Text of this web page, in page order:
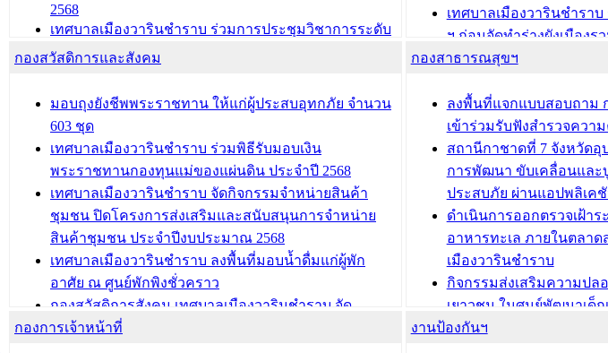
2568
เทศบาลเมืองวารินชำราบ ร่วมการประชุมวิชาการระดับ
นานาชาติและนิทรรศการด้านนวัตกรรมท้องถิ่น 2568
ทะเบียนภาษีป้าย
ประชุมผู้เช่าอาคารพาณิชย์ บริเวณถนนเกษมสุขและ
ถนนประทุมเทพภักดี
บทความ อื่นๆ ...
เทศบาลเมืองวารินชำรา
ฯ ก่อนจัดทำร่างผังเมืองร
วารินชำราบ ครั้งที่ 3
การขออนุญาตเข้าทำปร
บทความ อื่นๆ ...
กองสวัสดิการและสังคม
มอบถุงยังชีพพระราชทาน ให้แก่ผู้ประสบอุทกภัย จำนวน
603 ชุด
เทศบาลเมืองวารินชำราบ ร่วมพิธีรับมอบเงิน
พระราชทานกองทุนแม่ของแผ่นดิน ประจำปี 2568
เทศบาลเมืองวารินชำราบ จัดกิจกรรมจำหน่ายสินค้า
ชุมชน ปิดโครงการส่งเสริมและสนับสนุนการจำหน่าย
สินค้าชุมชน ประจำปีงบประมาณ 2568
เทศบาลเมืองวารินชำราบ ลงพื้นที่มอบน้ำดื่มแก่ผู้พัก
อาศัย ณ ศูนย์พักพิงชั่วคราว
กองสวัสดิการสังคม เทศบาลเมืองวารินชำราบ จัด
โครงการอบรมอาชีพระยะสั้น ประจำปี 2568 (หลักสูตร
กองสาธารณสุขฯ
ลงพื้นที่แจกแบบสอบถาม
เข้าร่วมรับฟังสำรวจควา
สถานีกาชาดที่ 7 จังหวัด
การพัฒนา ขับเคลื่อนและ
ประสบภัย ผ่านแอปพลิเค
ดำเนินการออกตรวจเฝ้า
อาหารทะเล ภายในตลาด
เมืองวารินชำราบ
กิจกรรมส่งเสริมความปล
เยาวชน ในศูนย์พัฒนาเด็ก
เทศบาลเมืองวารินชำรา
กองการเจ้าหน้าที่ งานป้องกันฯ